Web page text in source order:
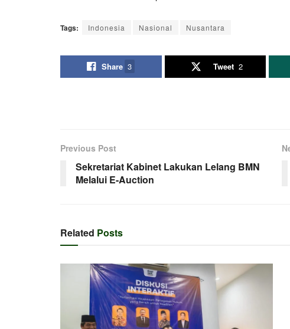
Tags: Indonesia Nasional Nusantara
Share 3 Tweet 2
Previous Post
Sekretariat Kabinet Lakukan Lelang BMN
Melalui E-Auction
Related Posts